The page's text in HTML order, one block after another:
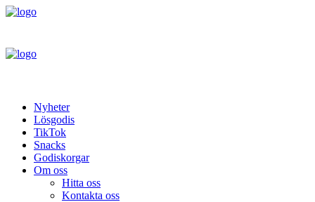
Nyheter
Lösgodis
TikTok
Snacks
Godiskorgar
Om oss
Hitta oss
Kontakta oss